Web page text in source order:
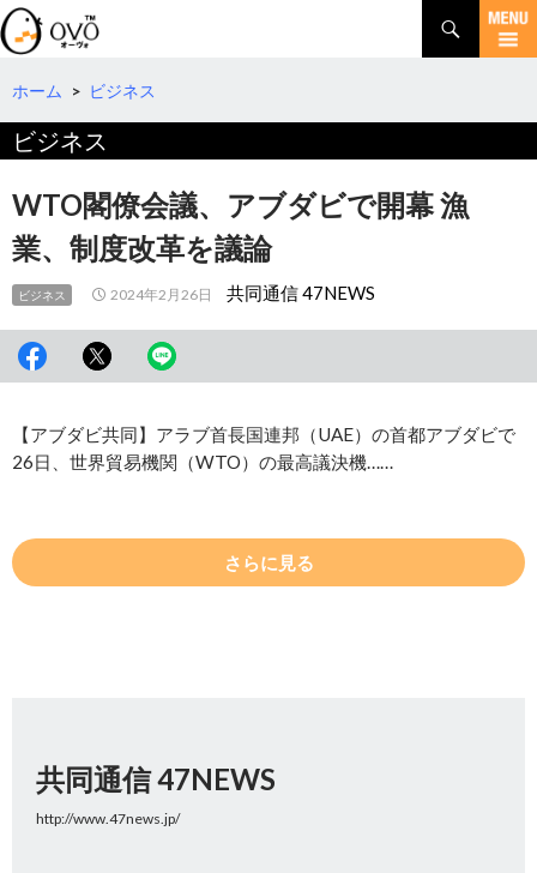
検
索
コ
テ
へ
移
ホーム > ビジネス
ビジネス
WTO閣僚会議、アブダビで開幕 漁
業、制度改革を議論
ビジネス 2024年2月26日 共同通信 47NEWS
【アブダビ共同】アラブ首長国連邦（UAE）の首都アブダビで
26日、世界貿易機関（WTO）の最高議決機……
さらに見る
共同通信 47NEWS
http://www.47news.jp/